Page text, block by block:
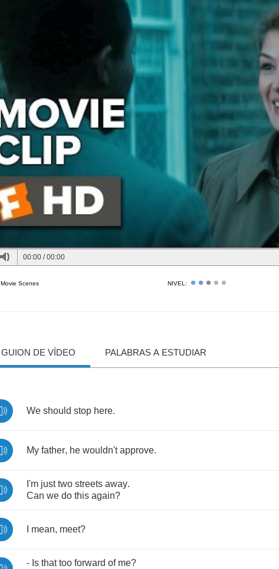
00:00 /00:00
Movie Scenes NIVEL:
GUION DE VÍDEO PALABRAS A ESTUDIAR
We should stop here.
My father, he wouldn't approve.
I'm just two streets away.
Can we do this again?
mean, meet?
- Is that too forward of me?